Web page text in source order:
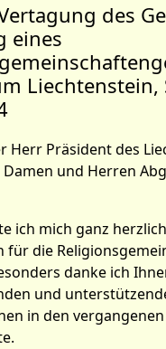
des
eines
Liechtenstein,
Herr Präsident des
und Herren
ich mich ganz
für die
danke ich
und
in den